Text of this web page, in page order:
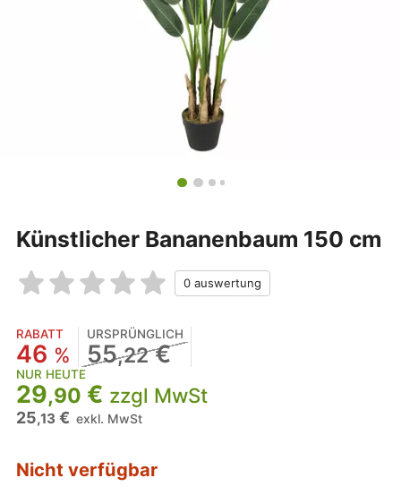
Künstlicher Bananenbaum 150 cm
RABATT
46 %
URSPRÜNGLICH
55,22€
NUR HEUTE
29,90 € zzgl MwSt
25,13€ exkl. MwSt
Nicht verfügbar